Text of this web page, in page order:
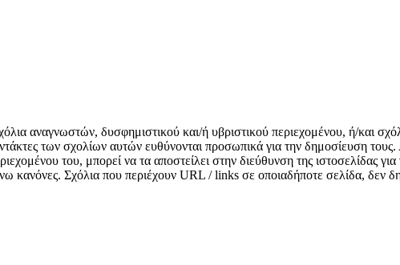
αναγνωστών, δυσφημιστικού και/ή υβριστικού περιεχομένου, ή/και
των σχολίων αυτών ευθύνονται προσωπικά για την δημοσίευση
του, μπορεί να τα αποστείλει στην διεύθυνση της ιστοσελίδας
κανόνες. Σχόλια που περιέχουν URL / links σε οποιαδήποτε σελίδα, δεν